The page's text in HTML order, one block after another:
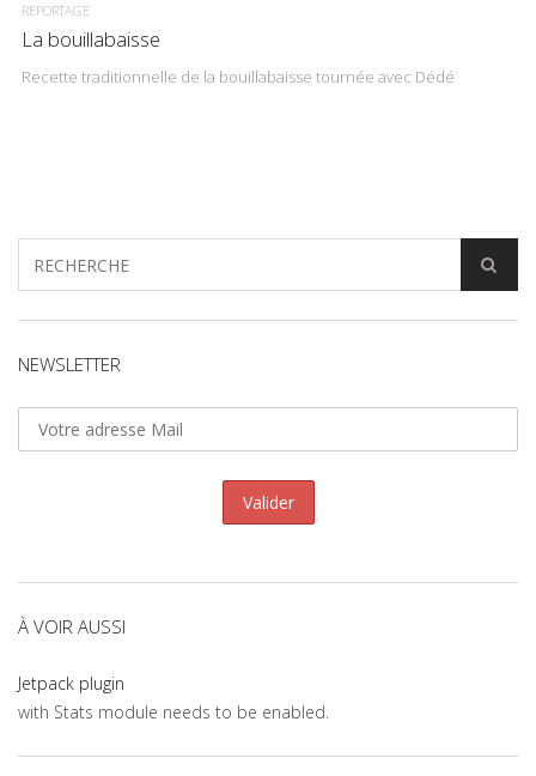
REPORTAGE
La bouillabaisse
Recette traditionnelle de la bouillabaisse tournée avec Dédé
NEWSLETTER
À VOIR AUSSI
Jetpack plugin
with Stats module needs to be enabled.